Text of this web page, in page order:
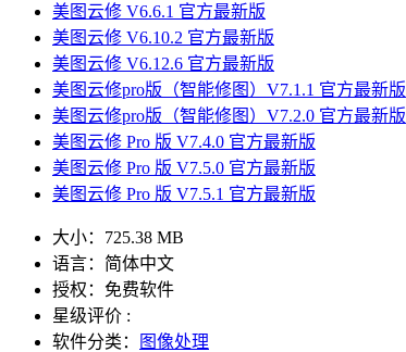
美图云修 V6.6.1 官方最新版
美图云修 V6.10.2 官方最新版
美图云修 V6.12.6 官方最新版
美图云修pro版（智能修图）V7.1.1 官方最新版
美图云修pro版（智能修图）V7.2.0 官方最新版
美图云修 Pro 版 V7.4.0 官方最新版
美图云修 Pro 版 V7.5.0 官方最新版
美图云修 Pro 版 V7.5.1 官方最新版
大小： 725.38 MB
语言： 简体中文
授权： 免费软件
星级评价 :
软件分类：
图像处理